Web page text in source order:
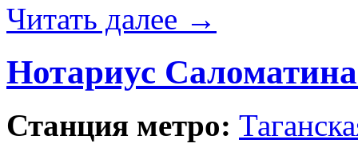
Читать далее →
Нотариус
Станция метро: